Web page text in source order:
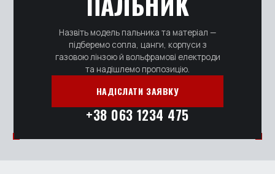
Назвіть модель пальника та матеріал —
підберемо сопла, цанги, корпуси з
газовою лінзою й вольфрамові електроди
та надішлемо пропозицію.
НАДІСЛАТИ ЗАЯВКУ
+38 063 1234 475